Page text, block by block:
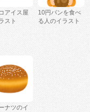
アイス屋
スト
10円パンを食べ
る人のイラスト
ナツのイ